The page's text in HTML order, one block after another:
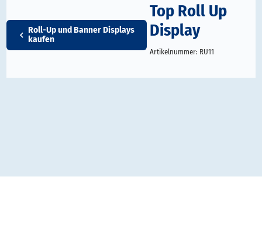
Roll-Up und Banner Displays
kaufen
Top Roll Up
Display
Artikelnummer: RU11